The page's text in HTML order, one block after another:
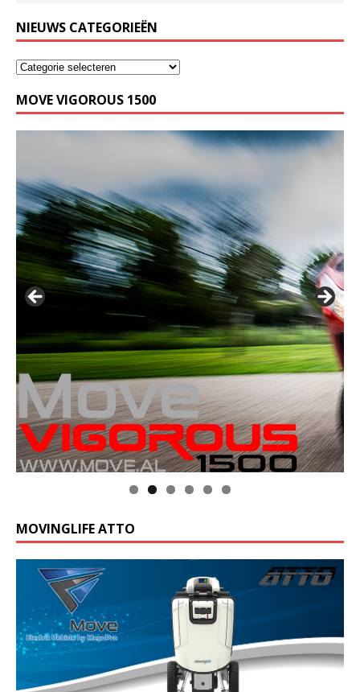
NIEUWS CATEGORIEËN
MOVE VIGOROUS 1500
MOVINGLIFE ATTO